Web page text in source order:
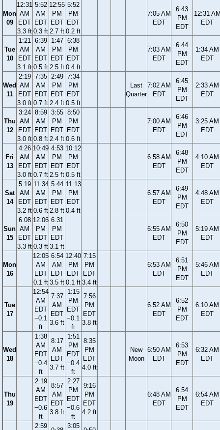
Mon
09
12:31
AM
EDT
3.3 ft
5:52
AM
EDT
0.3 ft
12:55
PM
EDT
2.7 ft
5:52
PM
EDT
0.2 ft
7:05 AM
EDT
6:43
PM
EDT
12:31
EDT
Tue
10
1:21
AM
EDT
3.1 ft
6:39
AM
EDT
0.5 ft
1:47
PM
EDT
2.5 ft
6:38
PM
EDT
0.4 ft
7:03 AM
EDT
6:44
PM
EDT
1:34 AM
EDT
Wed
11
2:19
AM
EDT
3.0 ft
7:35
AM
EDT
0.7 ft
2:49
PM
EDT
2.4 ft
7:34
PM
EDT
0.5 ft
Last
Quarter
7:02 AM
EDT
6:45
PM
EDT
2:33 AM
EDT
Thu
12
3:24
AM
EDT
3.0 ft
8:59
AM
EDT
0.8 ft
3:55
PM
EDT
2.4 ft
8:50
PM
EDT
0.6 ft
7:00 AM
EDT
6:46
PM
EDT
3:25 AM
EDT
Fri
13
4:26
AM
EDT
3.0 ft
10:49
AM
EDT
0.7 ft
4:53
PM
EDT
2.5 ft
10:12
PM
EDT
0.5 ft
6:58 AM
EDT
6:48
PM
EDT
4:10 AM
EDT
Sat
14
5:19
AM
EDT
3.2 ft
11:34
AM
EDT
0.6 ft
5:44
PM
EDT
2.8 ft
11:13
PM
EDT
0.4 ft
6:57 AM
EDT
6:49
PM
EDT
4:48 AM
EDT
Sun
15
6:08
AM
EDT
3.3 ft
12:06
PM
EDT
0.3 ft
6:31
PM
EDT
3.1 ft
6:55 AM
EDT
6:50
PM
EDT
5:19 AM
EDT
Mon
16
12:05
AM
EDT
0.1 ft
6:54
AM
EDT
3.5 ft
12:40
PM
EDT
0.1 ft
7:15
PM
EDT
3.4 ft
6:53 AM
EDT
6:51
PM
EDT
5:46 AM
EDT
Tue
17
12:54
AM
EDT
−0.1
ft
7:37
AM
EDT
3.6 ft
1:15
PM
EDT
−0.1
ft
7:56
PM
EDT
3.8 ft
6:52 AM
EDT
6:52
PM
EDT
6:10 AM
EDT
Wed
18
1:38
AM
EDT
−0.4
ft
8:17
AM
EDT
3.7 ft
1:51
PM
EDT
−0.4
ft
8:35
PM
EDT
4.0 ft
New
Moon
6:50 AM
EDT
6:53
PM
EDT
6:32 AM
EDT
Thu
19
2:19
AM
EDT
−0.6
ft
8:57
AM
EDT
3.8 ft
2:27
PM
EDT
−0.6
ft
9:16
PM
EDT
4.2 ft
6:48 AM
EDT
6:54
PM
EDT
6:54 AM
EDT
2:59 3:05